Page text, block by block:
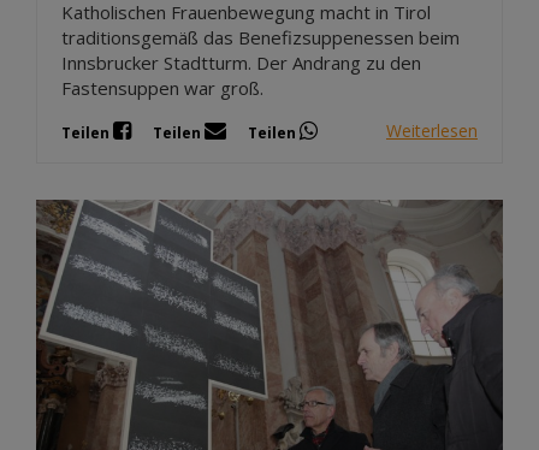
Katholischen Frauenbewegung macht in Tirol
traditionsgemäß das Benefizsuppenessen beim
Innsbrucker Stadtturm. Der Andrang zu den
Fastensuppen war groß.
Teilen Teilen Teilen Weiterlesen